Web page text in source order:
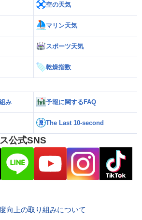
空の天気
マリン天気
スポーツ天気
乾燥指数
み 予報に関するFAQ
The Last 10-second
公式SNS
向上の取り組みについて